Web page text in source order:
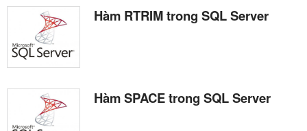
Hàm RTRIM trong SQL Server
Hàm SPACE trong SQL Server